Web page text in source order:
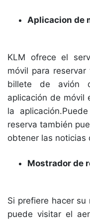
Aplicacion de
KLM ofrece el
móvil para
billete de avión
aplicación de móvil
la
reserva también
obtener las noticias
Mostrador de
Si prefiere hacer
puede visitar el